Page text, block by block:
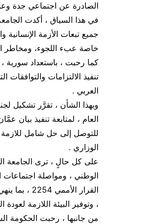
الصادرة عن اجتماعي جدة
في هذا السياق ، أكدت
جميع تبعات الأزمة الإنسانية
خاصة عبء اللجوء، ومخاطر
كما رحبت ، باستعداد سورية
تنفيذ الالتزامات والتوافقات
العربي .
وبهذا الشأن ، تقرَّر تشكيل
العام ، لمتابعة تنفيذ بيان
للتوصل إلى حل شامل للازمة
الوزاري .
على كل حالٍ ، ترى الجامعة
الوطني ، ومواصلة اجتماعات
القرار
، وتوفير البيئة اللازمة
من جانبها ، رحبت الحكومة